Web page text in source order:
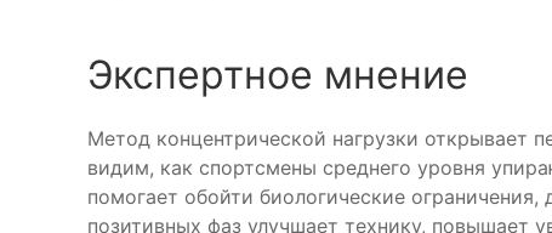
Экспертное мнение
Метод концентрической нагрузки открывает
видим, как спортсмены среднего уровня
помогает обойти биологические
позитивных фаз улучшает технику, повышает